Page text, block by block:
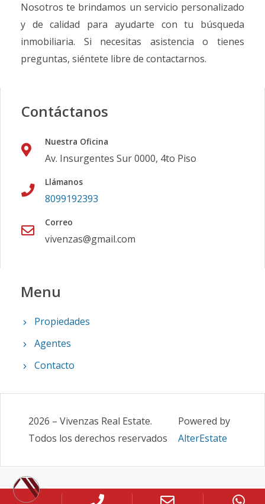
Nosotros te brindamos un servicio personalizado
y de calidad para ayudarte con tu búsqueda
inmobiliaria. Si necesitas asistencia o tienes
preguntas, siéntete libre de contactarnos.
Contáctanos
Nuestra Oficina
Av. Insurgentes Sur 0000, 4to Piso
Llámanos
8099192393
Correo
vivenzas@gmail.com
Menu
Propiedades
Agentes
Contacto
2026 – Vivenzas Real Estate.
Todos los derechos reservados
Powered by
AlterEstate